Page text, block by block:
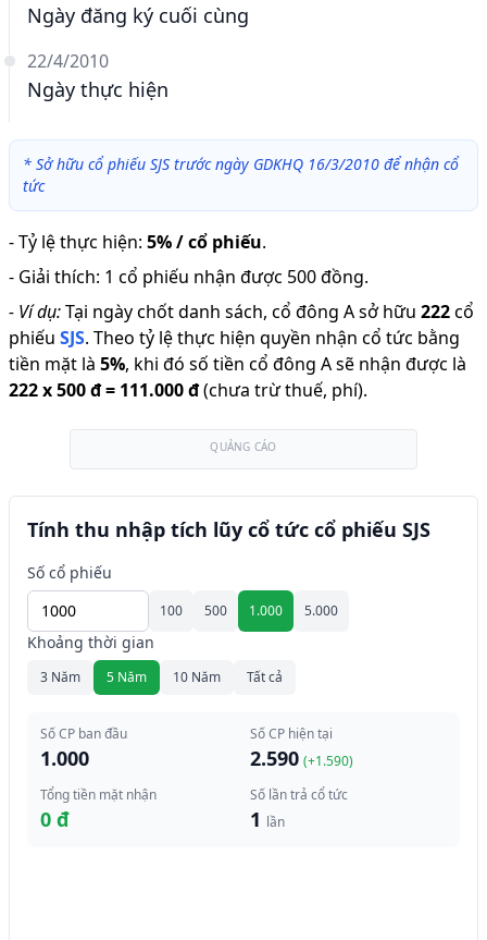
Ngày đăng ký cuối cùng
22/4/2010
Ngày thực hiện
* Sở hữu cổ phiếu SJS trước ngày GDKHQ 16/3/2010 để nhận cổ
tức
-Tỷ lệ thực hiện: 5% / cổ phiếu.
- Giải thích: 1 cổ phiếu nhận được 500 đồng.
- Ví dụ:Tại ngày chốt danh sách, cổ đông A sở hữu 222cổ
phiếu SJS. Theo tỷ lệ thực hiện quyền nhận cổ tức bằng
tiền mặt là 5%, khi đó số tiền cổ đông A sẽ nhận được là
222x500 đ= 111.000 đ(chưa trừ thuế, phí).
QUẢNG CÁO
Tính thu nhập tích lũy cổ tức cổ phiếu SJS
Số cổ phiếu
100 500 1.000 5.000
Khoảng thời gian
3 Năm 5 Năm 10 Năm Tất cả
Số CP ban đầu
1.000
Số CP hiện tại
2.590 (+1.590)
Tổng tiền mặt nhận
0 đ
Số lần trả cổ tức
1 lần